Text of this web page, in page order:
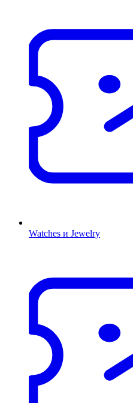
Watches и Jewelry